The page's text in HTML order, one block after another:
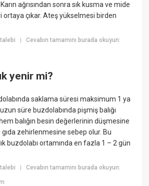
ağrısından sonra sık kusma ve mide
ortaya çıkar. Ateş yükselmesi birden
|Cevabın tamamını burada okuyun:
yenir mi?
saklama süresi maksimum 1 ya
süre buzdolabında pişmiş balığı
balığın besin değerlerinin düşmesine
zehirlenmesine sebep olur. Bu
buzdolabı ortamında en fazla 1 – 2 gün
|Cevabın tamamını burada okuyun: